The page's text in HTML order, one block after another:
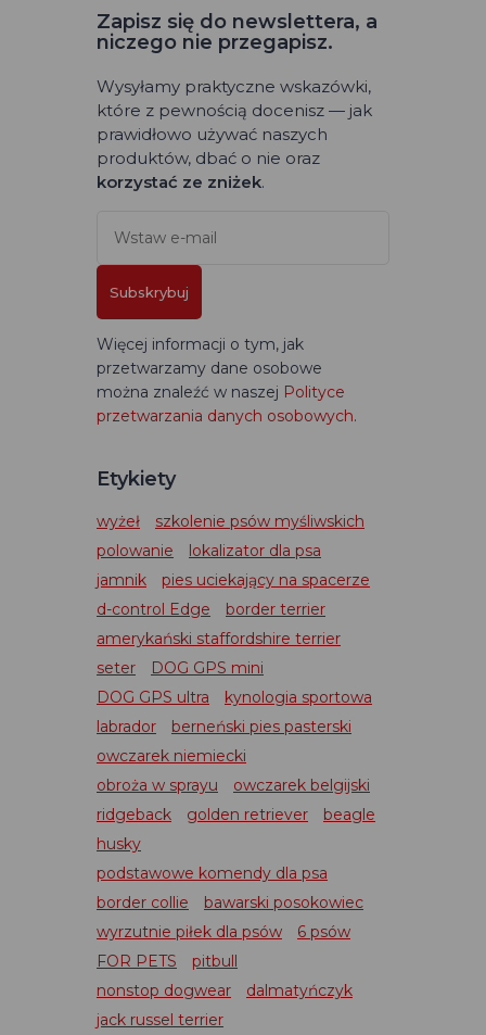
Zapisz się do newslettera, a
niczego nie przegapisz.
Wysyłamy praktyczne wskazówki,
które z pewnością docenisz — jak
prawidłowo używać naszych
produktów, dbać o nie oraz
korzystać ze zniżek.
Subskrybuj
Więcej informacji o tym, jak
przetwarzamy dane osobowe
można znaleźć w naszej Polityce
przetwarzania danych osobowych.
Etykiety
wyżeł
szkolenie psów myśliwskich
polowanie
lokalizator dla psa
jamnik
pies uciekający na spacerze
d-control Edge
border terrier
amerykański staffordshire terrier
seter
DOG GPS mini
DOG GPS ultra
kynologia sportowa
labrador
berneński pies pasterski
owczarek niemiecki
obroża w sprayu
owczarek belgijski
ridgeback
golden retriever
beagle
husky
podstawowe komendy dla psa
border collie
bawarski posokowiec
wyrzutnie piłek dla psów
6 psów
FOR PETS
pitbull
nonstop dogwear
dalmatyńczyk
jack russel terrier